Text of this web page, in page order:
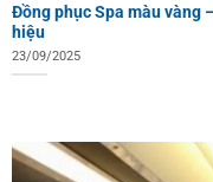
Đồng phục Spa màu vàng
hiệu
23/09/2025